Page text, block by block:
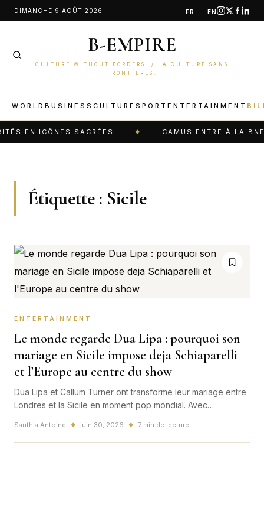
AllerDIMANCHE 9 AOÛT 2026 FR EN
B-EMPIRE
CULTURE WITHOUT BORDERS. / LA CULTURE SANS
FRONTIÈRES.
WORLD BUSINESS CULTURE SPORT ENTERTAINMENT
EN ICÔNES SACRÉES CAMUS ENTRE À LA BNF
Étiquette : Sicile
ENTERTAINMENT
Le monde regarde Dua Lipa : pourquoi son
mariage en Sicile impose deja Schiaparelli
et l’Europe au centre du show
Dua Lipa et Callum Turner ont transforme leur mariage entre
Londres et la Sicile en moment pop mondial. Avec
l'Europe imposent aussi leur empreinte sur l'evenement.
Santhia Antoine ◆ juin 30, 2026 ◆ 7 min de lecture